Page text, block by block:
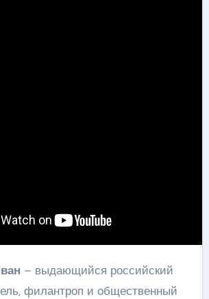
– выдающийся российский
филантроп и общественный